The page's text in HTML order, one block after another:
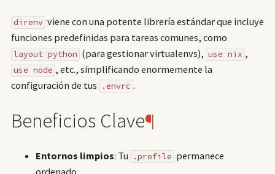
direnv viene con una potente librería estándar que incluye
funciones predefinidas para tareas comunes, como
layout python (para gestionar virtualenvs), use nix ,
use node , etc., simplificando enormemente la
configuración de tus
.envrc .
Beneficios Clave¶
Entornos limpios: Tu .profile permanece